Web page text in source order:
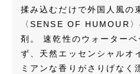
揉み込むだけで外国人風の
〈SENSE OF HUMOUR
剤。 速乾性のウォーター
ず、天然エッセンシャルオ
ミアンな香りがさりげなく